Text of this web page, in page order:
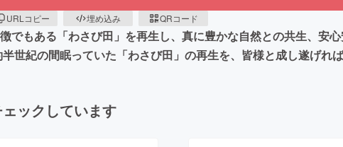
URLコピー 埋め込み QRコード
でもある「わさび田」を再生し、真に豊かな自然との共生、安
世紀の間眠っていた「わさび田」の再生を、皆様と成し遂げれば
ックしています